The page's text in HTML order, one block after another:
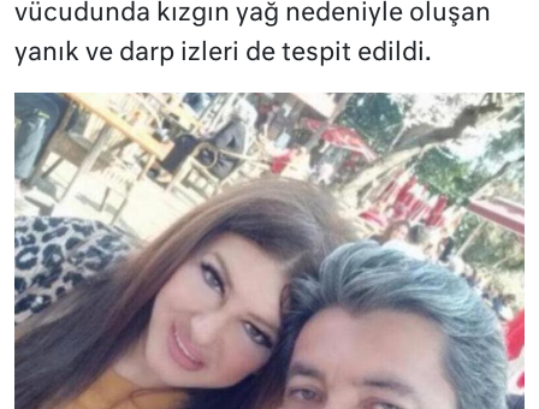
vücudunda kızgın yağ nedeniyle oluşan
yanık ve darp izleri de tespit edildi.